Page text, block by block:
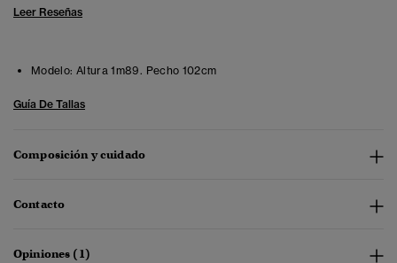
Leer Reseñas
Modelo: Altura 1m89. Pecho 102cm
Guía De Tallas
Composición y cuidado
Contacto
Opiniones (1)